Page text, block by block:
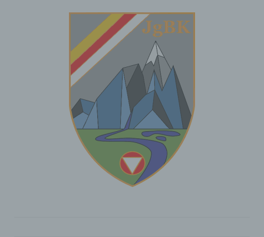
Ortswechsel dieser natürlichen Person zu
analysieren oder vorherzusagen.
f) Pseudonymisierung
Pseudonymisierung ist die Verarbeitung
personenbezogener Daten in einer Weise, auf
welche die personenbezogenen Daten ohne
Hinzuziehung zusätzlicher Informationen nicht
mehr einer spezifischen betroffenen Person
zugeordnet werden können, sofern diese
zusätzlichen Informationen gesondert
aufbewahrt werden und technischen und
organisatorischen Maßnahmen unterliegen, die
gewährleisten, dass die personenbezogenen